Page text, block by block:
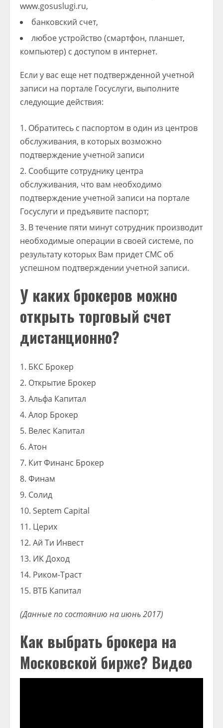
www.gosuslugi.ru,
банковский счет,
любое устройство (смартфон, планшет,
компьютер) с доступом в интернет.
Если у вас еще нет подтвержденной учетной
записи на портале Госуслуги, выполните
следующие действия:
Обратитесь с паспортом в один из центров
обслуживания, в которых возможно
подтверждение учетной записи
Сообщите сотруднику центра
обслуживания, что вам необходимо
подтверждение учетной записи на портале
Госуслуги и предъявите паспорт;
В течение пяти минут сотрудник производит
необходимые операции в своей системе, по
результату которых Вам придет СМС об
успешном подтверждении учетной записи.
У каких брокеров можно
открыть торговый счет
дистанционно?
БКС Брокер
Открытие Брокер
Альфа Капитал
Алор Брокер
Велес Капитал
Атон
Кит Финанс Брокер
Финам
Солид
Septem Capital
Церих
Ай Ти Инвест
ИК Доход
Риком-Траст
ВТБ Капитал
(Данные по состоянию на июнь 2017)
Как выбрать брокера на
Московской бирже? Видео